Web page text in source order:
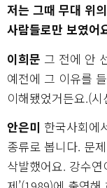
저는 그때 무대 위
사람들로만 보였어
이희문 그 전에 안
예전에 그 이유를
이해됐었거든요.(
안은미 한국사회에
종류로 봅니다. 문
삭발했어요. 강수